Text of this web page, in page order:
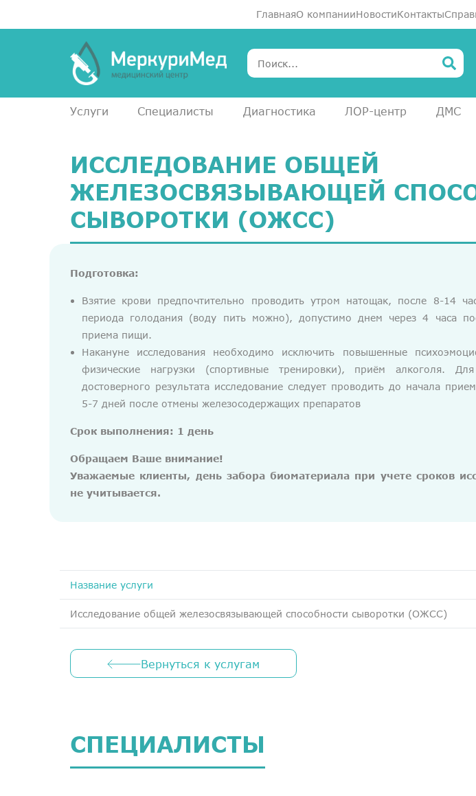
ГлавнаяО компанииНовостиКонтакты
Услуги Специалисты Диагностика ЛОР-центр ДМС
ИССЛЕДОВАНИЕ ОБЩЕЙ
ЖЕЛЕЗОСВЯЗЫВАЮЩЕЙ
СЫВОРОТКИ (ОЖСС)
Подготовка:
Взятие крови предпочтительно проводить утром натощак, после 8-14
периода голодания (воду пить можно), допустимо днем через 4 часа
приема пищи.
Накануне исследования необходимо исключить повышенные
физические нагрузки (спортивные тренировки), приём алкоголя.
достоверного результата исследование следует проводить до начала
5-7 дней после отмены железосодержащих препаратов
Срок выполнения: 1 день
Обращаем Ваше внимание!
Уважаемые клиенты, день забора биоматериала при учете сроков
не учитывается.
Название услуги
Исследование общей железосвязывающей способности сыворотки (ОЖСС)
Вернуться к услугам
СПЕЦИАЛИСТЫ